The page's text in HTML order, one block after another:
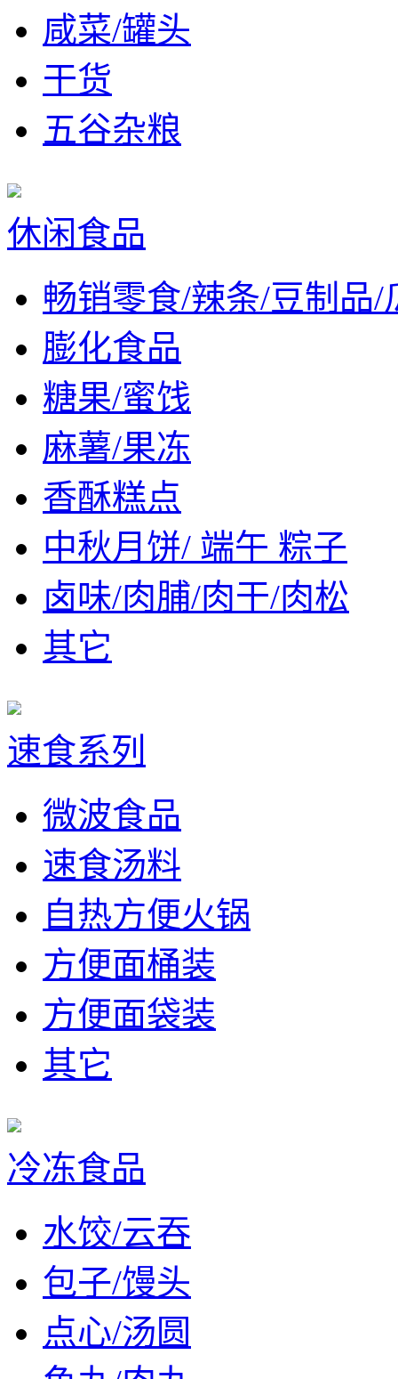
咸菜/罐头
干货
五谷杂粮
休闲食品
畅销零食/辣条/豆制品/
膨化食品
糖果/蜜饯
麻薯/果冻
香酥糕点
中秋月饼/ 端午 粽子
卤味/肉脯/肉干/肉松
其它
速食系列
微波食品
速食汤料
自热方便火锅
方便面桶装
方便面袋装
其它
冷冻食品
水饺/云吞
包子/馒头
点心/汤圆